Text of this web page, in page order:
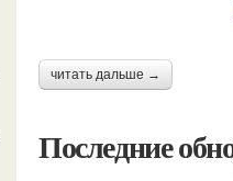
читать дальше →
Последние